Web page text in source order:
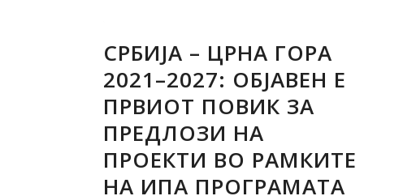
СРБИЈА – ЦРНА ГОРА
2021–2027: ОБЈАВЕН Е
ПРВИОТ ПОВИК ЗА
ПРЕДЛОЗИ НА
ПРОЕКТИ ВО РАМКИТЕ
НА ИПА ПРОГРАМАТА